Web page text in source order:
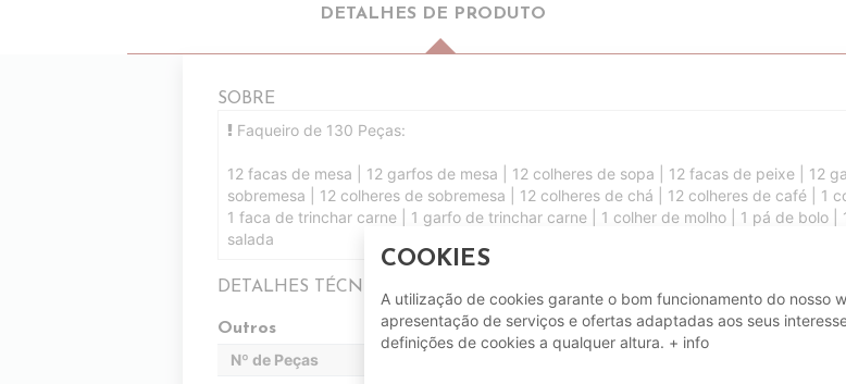
DETALHES DE PRODUTO
SOBRE
Faqueiro de 130 Peças:
12 facas de mesa | 12 garfos de mesa | 12 colheres de sopa | 12 facas de peixe | 12
sobremesa | 12 colheres de sobremesa | 12 colheres de chá | 12 colheres de café | 1
1 faca de trinchar carne | 1 garfo de trinchar carne | 1 colher de molho | 1 pá de bolo
salada
DETALHES TÉCNICOS
Outros
Nº de Peças
COOKIES
A utilização de cookies garante o bom funcionamento do nosso
apresentação de serviços e ofertas adaptadas aos seus
definições de cookies a qualquer altura. + info